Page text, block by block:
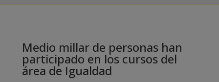
Medio millar de personas han
participado en los cursos del
área de Igualdad